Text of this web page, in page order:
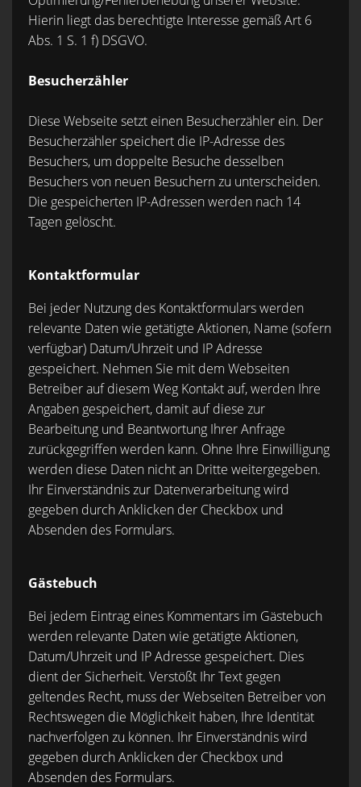
Hierin liegt das berechtigte Interesse gemäß Art 6
Abs. 1 S. 1 f) DSGVO.
Besucherzähler
Diese Webseite setzt einen Besucherzähler ein. Der
Besucherzähler speichert die IP-Adresse des
Besuchers, um doppelte Besuche desselben
Besuchers von neuen Besuchern zu unterscheiden.
Die gespeicherten IP-Adressen werden nach 14
Tagen gelöscht.
Kontaktformular
Bei jeder Nutzung des Kontaktformulars werden
relevante Daten wie getätigte Aktionen, Name (sofern
verfügbar) Datum/Uhrzeit und IP Adresse
gespeichert. Nehmen Sie mit dem Webseiten
Betreiber auf diesem Weg Kontakt auf, werden Ihre
Angaben gespeichert, damit auf diese zur
Bearbeitung und Beantwortung Ihrer Anfrage
zurückgegriffen werden kann. Ohne Ihre Einwilligung
werden diese Daten nicht an Dritte weitergegeben.
Ihr Einverständnis zur Datenverarbeitung wird
gegeben durch Anklicken der Checkbox und
Absenden des Formulars.
Gästebuch
Bei jedem Eintrag eines Kommentars im Gästebuch
werden relevante Daten wie getätigte Aktionen,
Datum/Uhrzeit und IP Adresse gespeichert. Dies
dient der Sicherheit. Verstößt Ihr Text gegen
geltendes Recht, muss der Webseiten Betreiber von
Rechtswegen die Möglichkeit haben, Ihre Identität
nachverfolgen zu können. Ihr Einverständnis wird
gegeben durch Anklicken der Checkbox und
Absenden des Formulars.